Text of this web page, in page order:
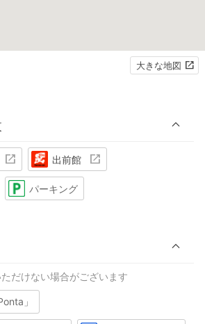
大きな地図
出前館
パーキング
だけない場合がございます
」